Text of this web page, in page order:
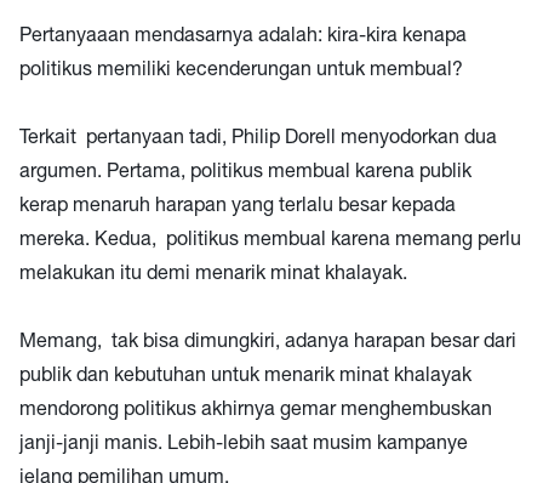
Pertanyaaan mendasarnya adalah: kira-kira kenapa
politikus memiliki kecenderungan untuk membual?
Terkait pertanyaan tadi, Philip Dorell menyodorkan dua
argumen. Pertama, politikus membual karena publik
kerap menaruh harapan yang terlalu besar kepada
mereka. Kedua, politikus membual karena memang perlu
melakukan itu demi menarik minat khalayak.
Memang, tak bisa dimungkiri, adanya harapan besar dari
publik dan kebutuhan untuk menarik minat khalayak
mendorong politikus akhirnya gemar menghembuskan
janji-janji manis. Lebih-lebih saat musim kampanye
jelang pemilihan umum.